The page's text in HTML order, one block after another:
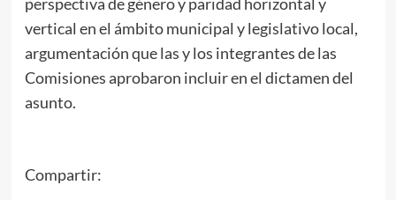
vertical en el ámbito municipal y legislativo local,
argumentación que las y los integrantes de las
Comisiones aprobaron incluir en el dictamen del
asunto.
Compartir: